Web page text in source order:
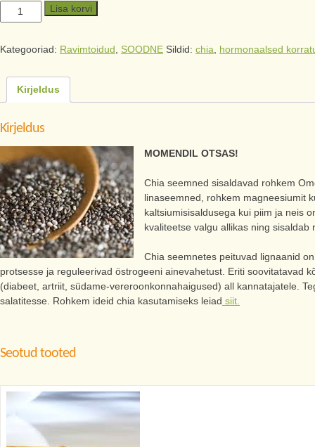
Lisa korvi
Kategooriad: Ravimtoidud SOODNE Sildid: chia hormonaalsed
Kirjeldus
Kirjeldus
MOMENDIL OTSAS!
Chia seemned sisaldavad rohkem
linaseemned, rohkem magneesiumit
kaltsiumisisaldusega kui piim ja neis
kvaliteetse valgu allikas ning sisaldab
Chia seemnetes peituvad lignaanid
protsesse ja reguleerivad östrogeeni ainevahetust. Eriti soovitatavad
(diabeet, artriit, südame-vereroonkonnahaigused) all kannatajatele.
salatitesse. Rohkem ideid chia kasutamiseks leiad siit.
Seotud tooted